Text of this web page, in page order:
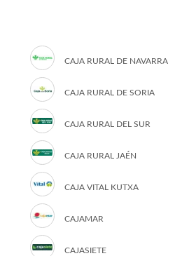
CAJA RURAL DE NAVARRA
CAJA RURAL DE SORIA
CAJA RURAL DEL SUR
CAJA RURAL JAÉN
CAJA VITAL KUTXA
CAJAMAR
CAJASIETE